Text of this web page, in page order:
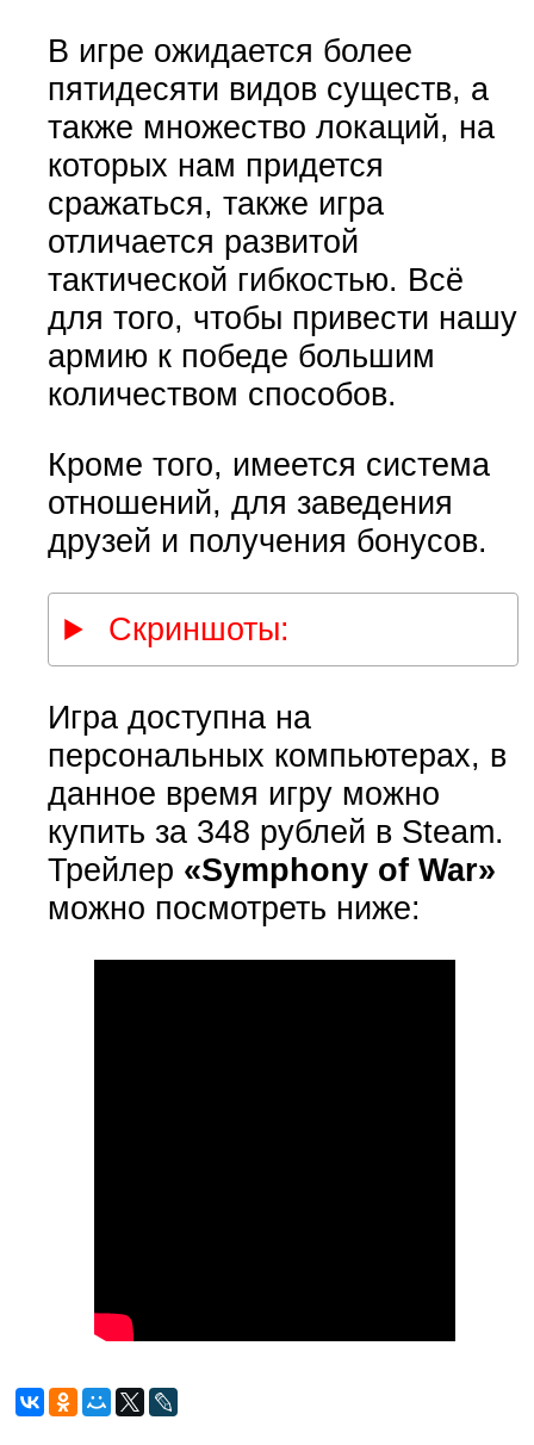
В игре ожидается более
пятидесяти видов существ, а
также множество локаций, на
которых нам придется
сражаться, также игра
отличается развитой
тактической гибкостью. Всё
для того, чтобы привести нашу
армию к победе большим
количеством способов.
Кроме того, имеется система
отношений, для заведения
друзей и получения бонусов.
Скриншоты:
Игра доступна на
персональных компьютерах, в
данное время игру можно
купить за 348 рублей в Steam.
Трейлер «Symphony of War»
можно посмотреть ниже: